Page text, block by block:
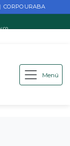
| CORPOURABA
Menú